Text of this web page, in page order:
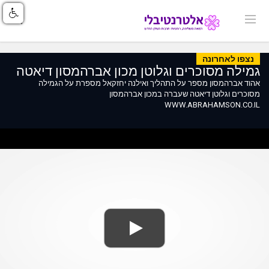
נצפו לאחרונה
גמילה מסוכרים וגלוטן מכון אברהמסון דיאטה
אהוד אברהמסון מספר על התהליך ואילנה יחזקאל מספרת על הגמילה
מסוכרים וגלוטן דיאטה שעברה במכון אברהמסון
WWW.ABRAHAMSON.CO.IL